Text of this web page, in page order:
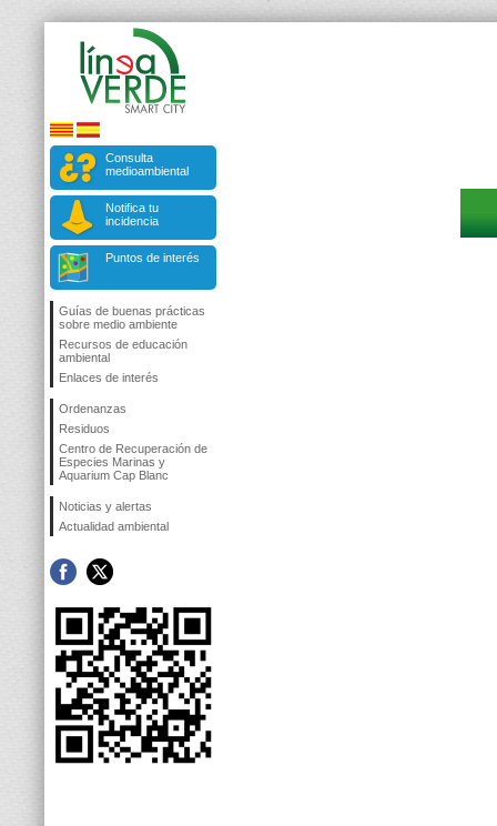
Consulta
medioambiental
Notifica tu
incidencia
Puntos de interés
Guías de buenas prácticas
sobre medio ambiente
Recursos de educación
ambiental
Enlaces de interés
Ordenanzas
Residuos
Centro de Recuperación de
Especies Marinas y
Aquarium Cap Blanc
Noticias y alertas
Actualidad ambiental